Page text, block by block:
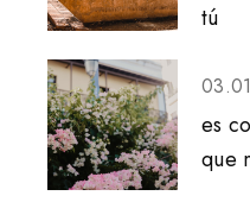
tú
es
que